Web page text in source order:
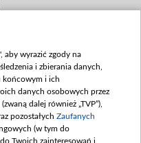
PLN
październik 350
PLN
2025
aby wyrazić zgody na
i zbierania danych,
końcowym i ich
danych osobowych przez
dalej również „TVP”),
pozostałych Zaufanych
(w tym do
Twoich zainteresowań i